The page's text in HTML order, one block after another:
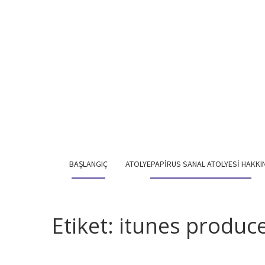
BAŞLANGIÇ ATOLYEPAPIRUS SANAL ATOLYESI
Etiket: itunes